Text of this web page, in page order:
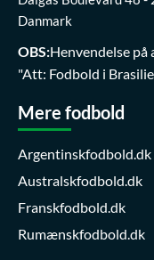
Danmark
OBS:Henvendelse
"Att: Fodbold i
Mere fodbold
Argentinskfodbold.dk
Australskfodbold.dk
Franskfodbold.dk
Rumænskfodbold.dk